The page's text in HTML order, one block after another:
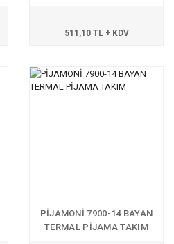
511,10 TL + KDV
PİJAMONİ 7900-14 BAYAN
TERMAL PİJAMA TAKIM